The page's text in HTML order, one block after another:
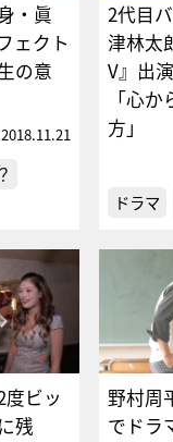
・眞
ェクト
の意
2018.11.21
2代目
津林太
V』出
「心
方」
ドラマ
ビッ
残
野村周
でドラ